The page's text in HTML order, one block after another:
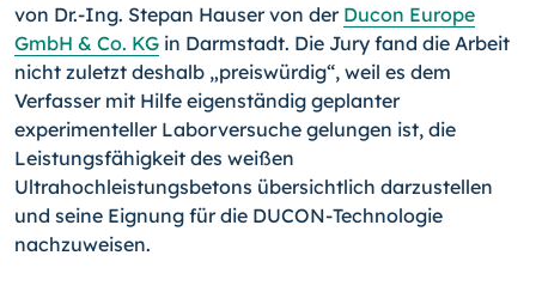
von Dr.-Ing. Stepan Hauser von der Ducon Europe
GmbH & Co. KG in Darmstadt. Die Jury fand die Arbeit
nicht zuletzt deshalb „preiswürdig“, weil es dem
Verfasser mit Hilfe eigenständig geplanter
experimenteller Laborversuche gelungen ist, die
Leistungsfähigkeit des weißen
Ultrahochleistungsbetons übersichtlich darzustellen
und seine Eignung für die DUCON-Technologie
nachzuweisen.